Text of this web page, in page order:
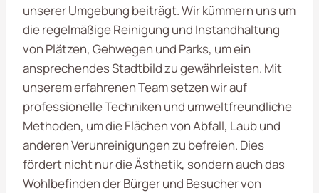
unserer Umgebung beiträgt. Wir kümmern uns um
die regelmäßige Reinigung und Instandhaltung
von Plätzen, Gehwegen und Parks, um ein
ansprechendes Stadtbild zu gewährleisten. Mit
unserem erfahrenen Team setzen wir auf
professionelle Techniken und umweltfreundliche
Methoden, um die Flächen von Abfall, Laub und
anderen Verunreinigungen zu befreien. Dies
fördert nicht nur die Ästhetik, sondern auch das
Wohlbefinden der Bürger und Besucher von